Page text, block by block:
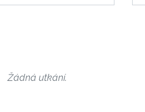
Žádná utkání.